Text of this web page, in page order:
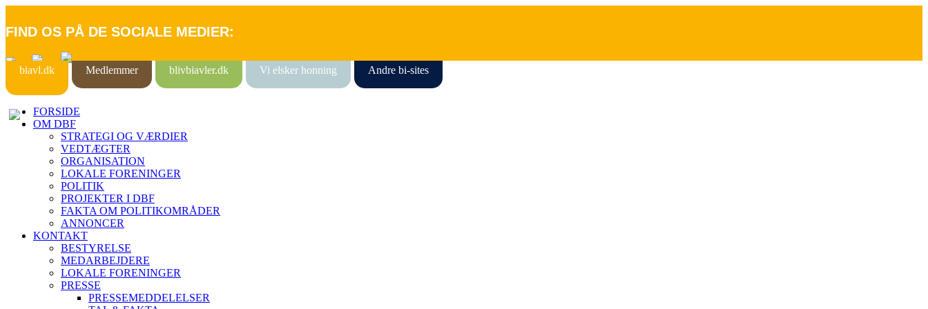
FIND OS PÅ DE SOCIALE MEDIER:
biavl.dk Medlemmer blivbiavler.dk Vi elsker honning Andre bi-sites
FORSIDE
OM DBF
STRATEGI OG VÆRDIER
VEDTÆGTER
ORGANISATION
LOKALE FORENINGER
POLITIK
PROJEKTER I DBF
FAKTA OM POLITIKOMRÅDER
ANNONCER
KONTAKT
BESTYRELSE
MEDARBEJDERE
LOKALE FORENINGER
PRESSE
PRESSEMEDDELELSER